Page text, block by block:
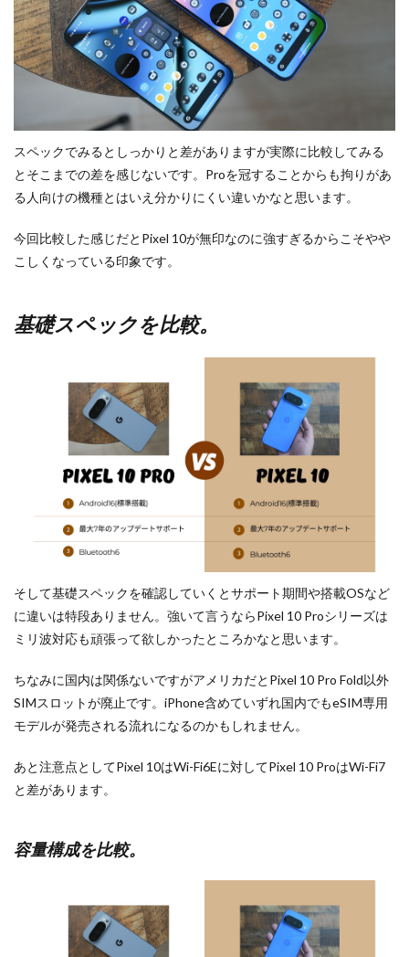
スペックでみるとしっかりと差がありますが実際に比較してみる
とそこまでの差を感じないです。Proを冠することからも拘りがあ
る人向けの機種とはいえ分かりにくい違いかなと思います。
今回比較した感じだとPixel 10が無印なのに強すぎるからこそやや
こしくなっている印象です。
基礎スペックを比較。
そして基礎スペックを確認していくとサポート期間や搭載OSなど
に違いは特段ありません。強いて言うならPixel 10 Proシリーズは
ミリ波対応も頑張って欲しかったところかなと思います。
ちなみに国内は関係ないですがアメリカだとPixel 10 Pro Fold以外
SIMスロットが廃止です。iPhone含めていずれ国内でもeSIM専用
モデルが発売される流れになるのかもしれません。
あと注意点としてPixel 10はWi-Fi6Eに対してPixel 10 ProはWi-Fi7
と差があります。
容量構成を比較。